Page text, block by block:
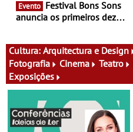
Evento
anuncia os primeiros dez
Cultura: Arquitectura e Design
Fotografia
Cinema Teatro
Exposições